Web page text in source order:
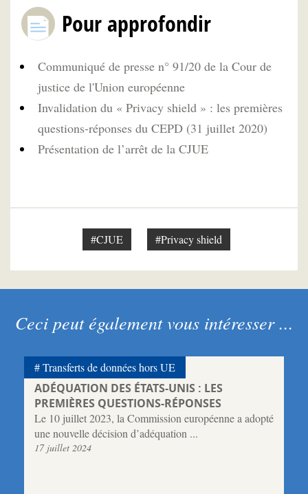
Pour approfondir
Communiqué de presse n° 91/20 de la Cour de
justice de l'Union européenne
Invalidation du « Privacy shield » : les premières
questions-réponses du CEPD (31 juillet 2020)
Présentation de l’arrêt de la CJUE
#CJUE #Privacy shield
Ceci peut également vous intéresser ...
ADÉQUATION DES ÉTATS-UNIS : LES
PREMIÈRES QUESTIONS-RÉPONSES
Le 10 juillet 2023, la Commission européenne a adopté
une nouvelle décision d’adéquation ...
17 juillet 2024
Transferts de données hors UE